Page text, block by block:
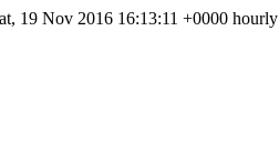
19 Nov 2016 16:13:11 +0000 hourly